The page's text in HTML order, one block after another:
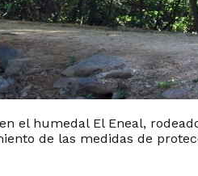
el humedal El Eneal,
de las medidas de